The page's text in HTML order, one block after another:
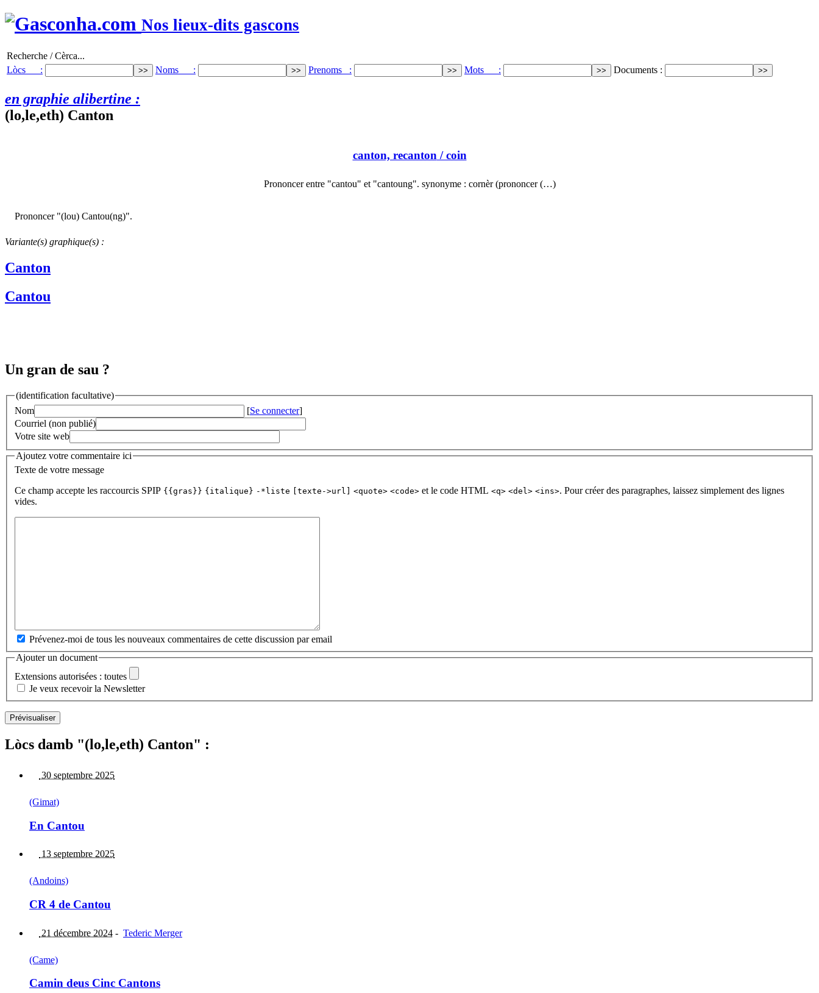
Nos lieux-dits gascons
Recherche / Cèrca...
Lòcs :
Noms : Prenoms : Mots : Documents :
en graphie alibertine :
(lo,le,eth) Canton
canton, recanton/ coin
Prononcer entre "cantou" et "cantoung". synonyme : cornèr (prononcer (…)
Prononcer "(lou) Cantou(ng)".
Variante(s) graphique(s) :
Canton
Cantou
Un gran de sau ?
(identification facultative)
Nom
[Se connecter]
Courriel (non publié)
Votre site web
Ajoutez votre commentaire ici
Texte de votre message
Ce champ accepte les raccourcis SPIP {{gras}} {italique} -*liste [texte->url] <quote> <code> et le code HTML <q> <del> <ins>. Pour créer des paragraphes, laissez simplement des lignes
vides.
Prévenez-moi de tous les nouveaux commentaires de cette discussion par email
Ajouter un document
Extensions autorisées : toutes
Je veux recevoir la Newsletter
Lòcs damb "(lo,le,eth) Canton" :
30 septembre 2025
(Gimat)
En Cantou
13 septembre 2025
(Andoins)
CR 4 de Cantou
21 décembre 2024 - Tederic Merger
(Came)
Camin deus Cinc Cantons